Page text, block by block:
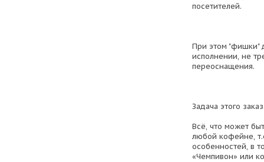
посетителей.
При этом "фишки"
исполнении, не
переоснащения.
Задача этого
Всё, что может
любой кофейне,
особенностей, в
«Чемпивон» или